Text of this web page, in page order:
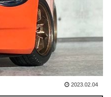
2023.02.04